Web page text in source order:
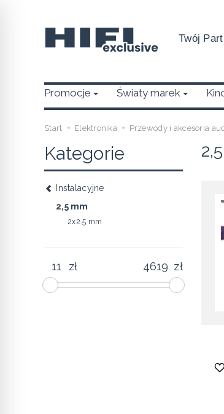
Twój
Promocje Światy marek
Start Elektronika Przewody i akcesoria
Kategorie
Instalacyjne
2,5 mm
2x2.5 mm
zł zł